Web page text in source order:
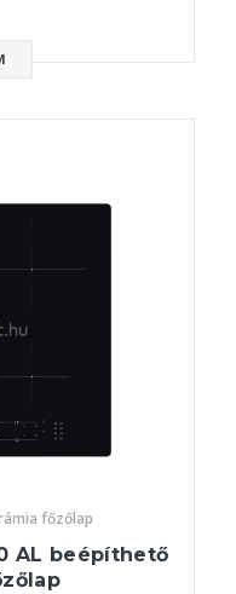
főzőlap
AL beépíthető